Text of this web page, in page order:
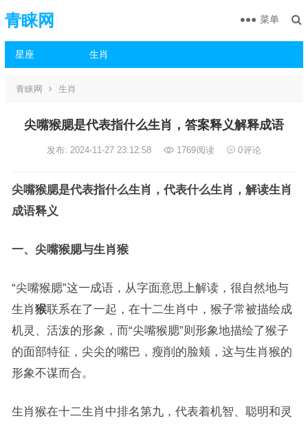
青睐网
星座 生肖
菜单
青睐网 生肖
尖嘴猴腮是代表指什么生肖，答案释义解释成语
发布: 2024-11-27 23:12:58 1769阅读 0评论
尖嘴猴腮是代表指什么生肖，代表什么生肖，解读生肖
成语释义
一、尖嘴猴腮与生肖猴
“尖嘴猴腮”这一成语，从字面意思上解读，很自然地与
生肖猴联系在了一起，在十二生肖中，猴子常被描绘成
机灵、活泼的形象，而“尖嘴猴腮”则形象地描绘了猴子
的面部特征，尖尖的嘴巴，瘦削的脸颊，这与生肖猴的
形象不谋而合。
生肖猴在十二生肖中排名第九，代表着机智、聪明和灵